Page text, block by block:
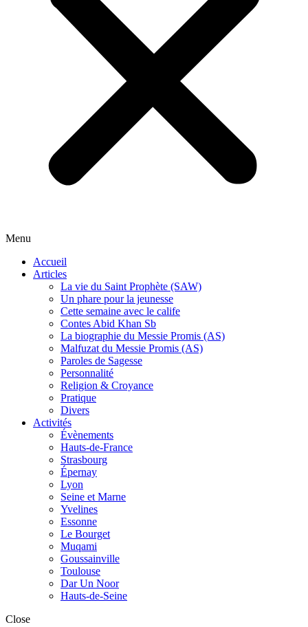
Menu
Accueil
Articles
La vie du Saint Prophète (SAW)
Un phare pour la jeunesse
Cette semaine avec le calife
Contes Abid Khan Sb
La biographie du Messie Promis (AS)
Malfuzat du Messie Promis (AS)
Paroles de Sagesse
Personnalité
Religion & Croyance
Pratique
Divers
Activités
Évènements
Hauts-de-France
Strasbourg
Épernay
Lyon
Seine et Marne
Yvelines
Essonne
Le Bourget
Muqami
Goussainville
Toulouse
Dar Un Noor
Hauts-de-Seine
Close